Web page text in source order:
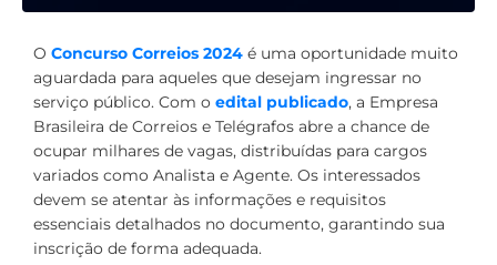
O Concurso Correios 2024 é uma oportunidade muito
aguardada para aqueles que desejam ingressar no
serviço público. Com o edital publicado, a Empresa
Brasileira de Correios e Telégrafos abre a chance de
ocupar milhares de vagas, distribuídas para cargos
variados como Analista e Agente. Os interessados
devem se atentar às informações e requisitos
essenciais detalhados no documento, garantindo sua
inscrição de forma adequada.